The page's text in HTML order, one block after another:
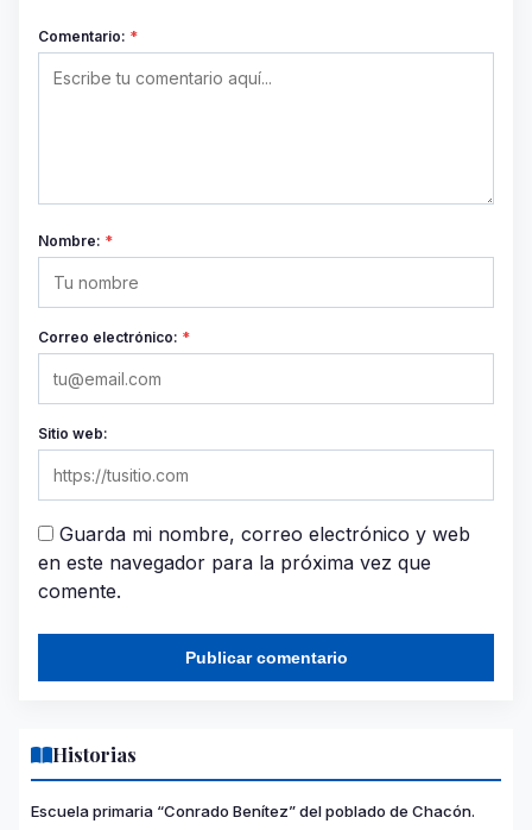
Comentario: *
Nombre: *
Correo electrónico: *
Sitio web:
Guarda mi nombre, correo electrónico y web
en este navegador para la próxima vez que
comente.
Historias
Escuela primaria “Conrado Benítez” del poblado de Chacón.